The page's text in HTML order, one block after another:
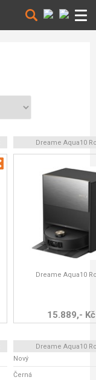
Dreame Aqua10
Dreame Aqua10
15.889,- Kč
Dreame Aqua10
Nový
Černá